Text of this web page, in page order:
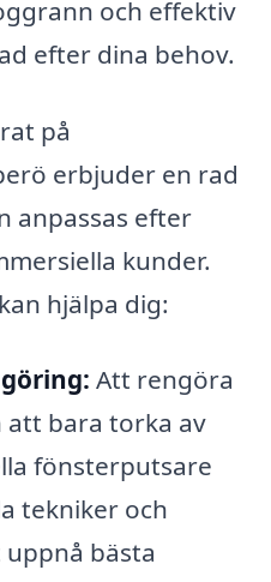
och effektiv
efter dina behov.
på
erbjuder en rad
anpassas efter
kunder.
hjälpa dig:
Att rengöra
bara torka av
fönsterputsare
tekniker och
bästa